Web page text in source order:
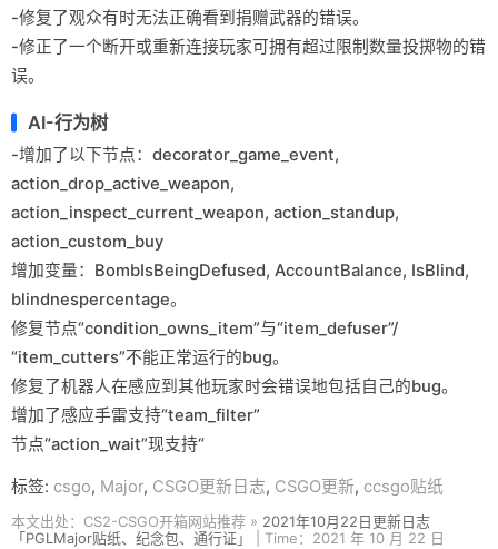
-修复了观众有时无法正确看到捐赠武器的错误。
-修正了一个断开或重新连接玩家可拥有超过限制数量投掷物的错
误。
AI-行为树
-增加了以下节点：decorator_game_event,
action_drop_active_weapon,
action_inspect_current_weapon, action_standup,
action_custom_buy
增加变量：BombIsBeingDefused, AccountBalance, IsBlind,
blindnespercentage。
修复节点“condition_owns_item”与“item_defuser”/
“item_cutters”不能正常运行的bug。
修复了机器人在感应到其他玩家时会错误地包括自己的bug。
增加了感应手雷支持“team_filter”
节点“action_wait”现支持“
标签: csgo, Major, CSGO更新日志, CSGO更新, ccsgo贴纸
本文出处：CS2-CSGO开箱网站推荐 » 2021年10月22日更新日志
「PGLMajor贴纸、纪念包、通行证」
| Time：2021 年 10 月 22 日